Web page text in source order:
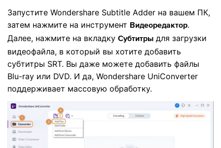
Запустите Wondershare Subtitle Adder на вашем ПК,
затем нажмите на инструмент Видеоредактор.
Далее, нажмите на вкладку Субтитры для загрузки
видеофайла, в который вы хотите добавить
субтитры SRT. Вы даже можете добавить файлы
Blu-ray или DVD. И да, Wondershare UniConverter
поддерживает массовую обработку.